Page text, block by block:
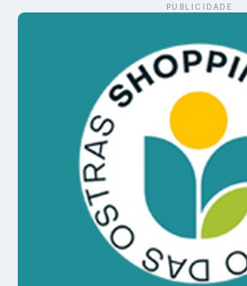
PUBLICIDADE